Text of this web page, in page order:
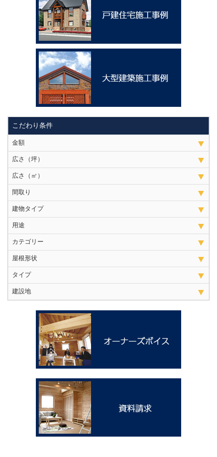
こだわり条件
金額
広さ（坪）
広さ（㎡）
間取り
建物タイプ
用途
カテゴリー
屋根形状
タイプ
建設地